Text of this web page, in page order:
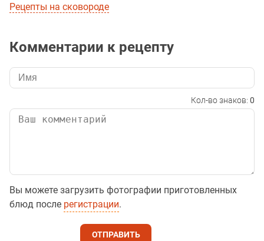
Рецепты на сковороде
Комментарии к рецепту
Кол-во знаков: 0
Вы можете загрузить фотографии приготовленных
блюд после регистрации.
ОТПРАВИТЬ